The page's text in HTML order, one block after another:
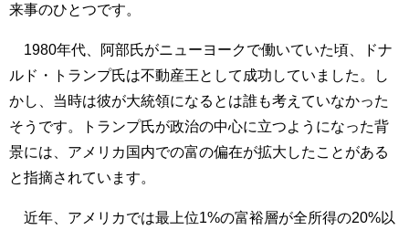
来事のひとつです。
1980年代、阿部氏がニューヨークで働いていた頃、ドナ
ルド・トランプ氏は不動産王として成功していました。し
かし、当時は彼が大統領になるとは誰も考えていなかった
そうです。トランプ氏が政治の中心に立つようになった背
景には、アメリカ国内での富の偏在が拡大したことがある
と指摘されています。
近年、アメリカでは最上位1%の富裕層が全所得の20%以